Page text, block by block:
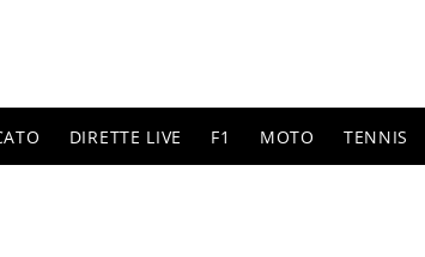
DIRETTE LIVE F1 MOTO TENNIS